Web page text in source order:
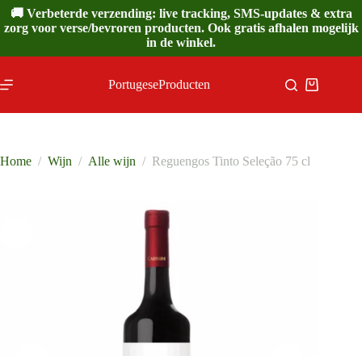
Ga
naar
de
🚚 Verbeterde verzending: live tracking, SMS-updates & extra
zorg voor verse/bevroren producten. Ook gratis afhalen mogelijk
in de winkel.
PortugeseProducten
Home / Wijn / Alle wijn / Reguengos Tinto Seleção 75 cl